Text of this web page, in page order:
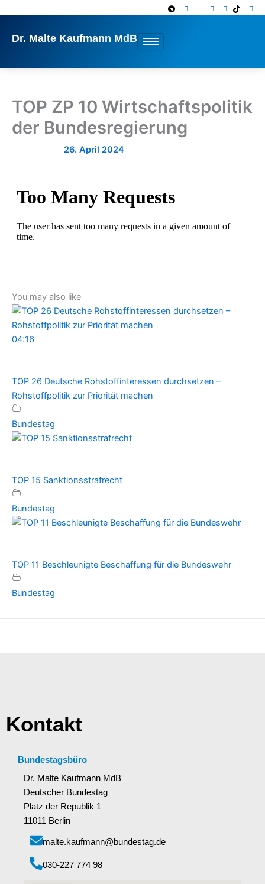
springen
Dr. Malte Kaufmann MdB
TOP ZP 10 Wirtschaftspolitik
der Bundesregierung
You may also like
04:16
TOP 26 Deutsche Rohstoffinteressen durchsetzen –
Rohstoffpolitik zur Priorität machen
Bundestag
TOP 15 Sanktionsstrafrecht
Bundestag
TOP 11 Beschleunigte Beschaffung für die Bundeswehr
Bundestag
Kontakt
Bundestagsbüro
Dr. Malte Kaufmann MdB
Deutscher Bundestag
Platz der Republik 1
11011 Berlin
malte.kaufmann@bundestag.de
‭030-227 774 98‬